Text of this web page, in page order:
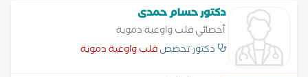
دكتور حسام حمدى
أخصائي قلب واوعية دموية
دكتور تخصصقلب واوعية دموية